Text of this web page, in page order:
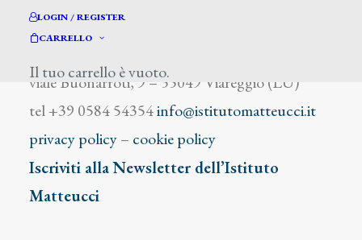
LOGIN / REGISTER
CARRELLO
Il tuo carrello è vuoto.
viale Buonarroti, 9 – 55049 Viareggio (LU)
tel +39 0584 54354info@istitutomatteucci.it
privacy policy– cookie policy
Iscriviti alla Newsletter dell’Istituto
Matteucci